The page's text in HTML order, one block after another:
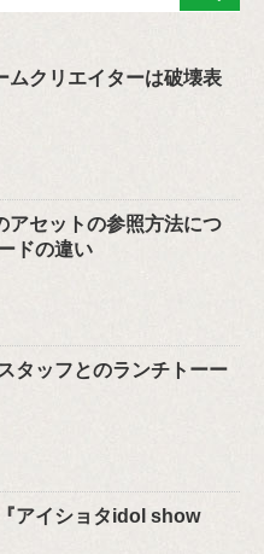
ムクリエイターは破壊表
アセットの参照方法につ
ドの違い
タッフとのランチトーー
アイショタidol show